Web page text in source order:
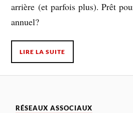
arrière (et parfois plus). Prêt
annuel?
LIRE LA SUITE
RÉSEAUX ASSOCIAUX